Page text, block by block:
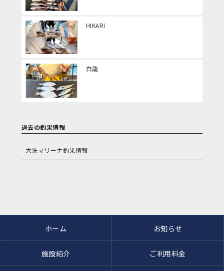
HIKARI
白龍
過去の釣果情報
大洗マリーナ釣果情報
ホーム お知らせ
施設紹介 ご利用料金